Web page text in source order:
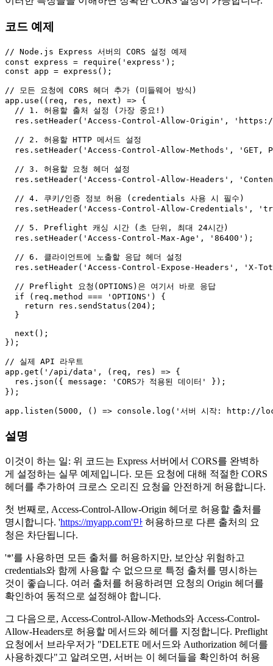
코드 예제
// Node.js Express 서버의 CORS 설정 예제
const express = require ( 'express'
const app = express ();
// 모든 요청에 CORS 헤더 추가 (미들웨어 방식)
app. use ( ( req, res, next ) => {
// 1. 허용할 출처 설정 (가장 중요!)
  res.
setHeader( 'Access-Control-Allow-Origin' , 'https://
// 2. 허용할 HTTP 메서드 설정
  res.
setHeader( 'Access-Control-Allow-Methods' , 'GET,
// 3. 허용할 요청 헤더 설정
  res.
setHeader( 'Access-Control-Allow-Headers' ,
// 4. 쿠키/인증 정보 허용 (credentials 사용 시 필수)
  res.
setHeader( 'Access-Control-Allow-Credentials' ,
// 5. Preflight 캐싱 시간 (초 단위, 최대 24시간)
  res.
setHeader( 'Access-Control-Max-Age' , '86400' );
// 6. 클라이언트에 노출할 응답 헤더 설정
  res.
setHeader( 'Access-Control-Expose-Headers' , 'X-
// Preflight 요청(OPTIONS)은 여기서 바로 응답
if (req. method === 'OPTIONS' ) {
return res. sendStatus ( 204);
  }
next ();
});
// 실제 API 라우트
app. get ( '/api/data' , ( req, res ) => {
  res.
json ({ message : 'CORS가 적용된 데이터'
});
});
app. listen ( 5000 , () => console . log ( '서버 시작: http://
설명
이것이 하는 일: 위 코드는 Express 서버에서 CORS를 완벽하
게 설정하는 실무 예제입니다. 모든 요청에 대해 적절한 CORS
헤더를 추가하여 크로스 오리진 요청을 안전하게 허용합니다.
첫 번째로, Access-Control-Allow-Origin 헤더로 허용할 출처를
명시합니다. 'https://myapp.com'만 허용하므로 다른 출처의 요
청은 차단됩니다.
'*'를 사용하면 모든 출처를 허용하지만, 보안상 위험하고
credentials와 함께 사용할 수 없으므로 특정 출처를 명시하는
것이 좋습니다. 여러 출처를 허용하려면 요청의 Origin 헤더를
확인하여 동적으로 설정해야 합니다.
그 다음으로, Access-Control-Allow-Methods와 Access-Control-
Allow-Headers로 허용할 메서드와 헤더를 지정합니다. Preflight
요청에서 브라우저가 "DELETE 메서드와 Authorization 헤더를
사용하겠다"고 알려오면, 서버는 이 헤더들을 확인하여 허용